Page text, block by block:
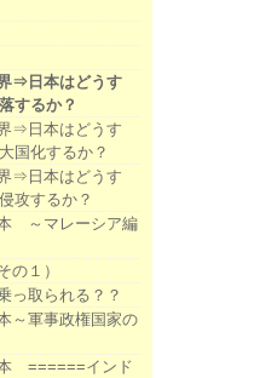
⇒日本はどうす
するか？
⇒日本はどうす
国化するか？
⇒日本はどうす
攻するか？
～マレーシア編
の１）
っ取られる？？
～軍事政権国家の
======インド